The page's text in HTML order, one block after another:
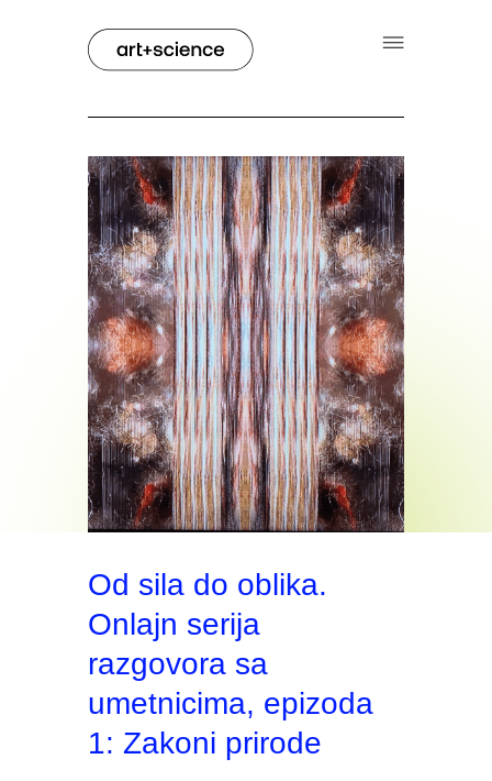
Od sila do oblika.
Onlajn serija
razgovora sa
umetnicima, epizoda
1: Zakoni prirode